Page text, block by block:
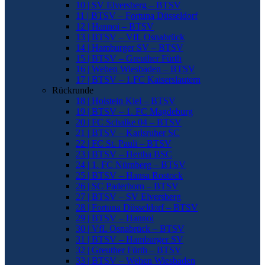
10 | SV Elversberg – BTSV
11 | BTSV – Fortuna Düsseldorf
12 | Hannoi – BTSV
13 | BTSV – VfL Osnabrück
14 | Hamburger SV – BTSV
15 | BTSV – Greuther Fürth
16 | Wehen Wiesbaden – BTSV
17 | BTSV – 1.FC Kaiserslautern
Rückrunde
18 | Holstein Kiel – BTSV
19 | BTSV – 1. FC Magdeburg
20 | FC Schalke 04 – BTSV
21 | BTSV – Karlsruher SC
22 | FC St. Pauli – BTSV
23 | BTSV – Hertha BSC
24 | 1. FC Nürnberg – BTSV
25 | BTSV – Hansa Rostock
26 | SC Paderborn – BTSV
27 | BTSV – SV Elversberg
28 | Fortuna Düsseldorf – BTSV
29 | BTSV – Hannoi
30 | VfL Osnabrück – BTSV
31 | BTSV – Hamburger SV
32 | Greuther Fürth – BTSV
33 | BTSV – Wehen Wiesbaden